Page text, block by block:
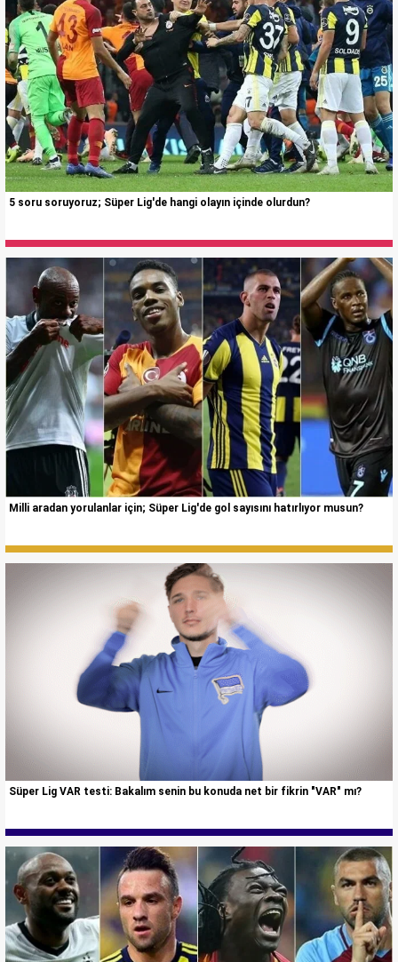
5 soru soruyoruz; Süper Lig'de hangi olayın içinde olurdun?
Milli aradan yorulanlar için; Süper Lig'de gol sayısını hatırlıyor musun?
Süper Lig VAR testi: Bakalım senin bu konuda net bir fikrin "VAR" mı?